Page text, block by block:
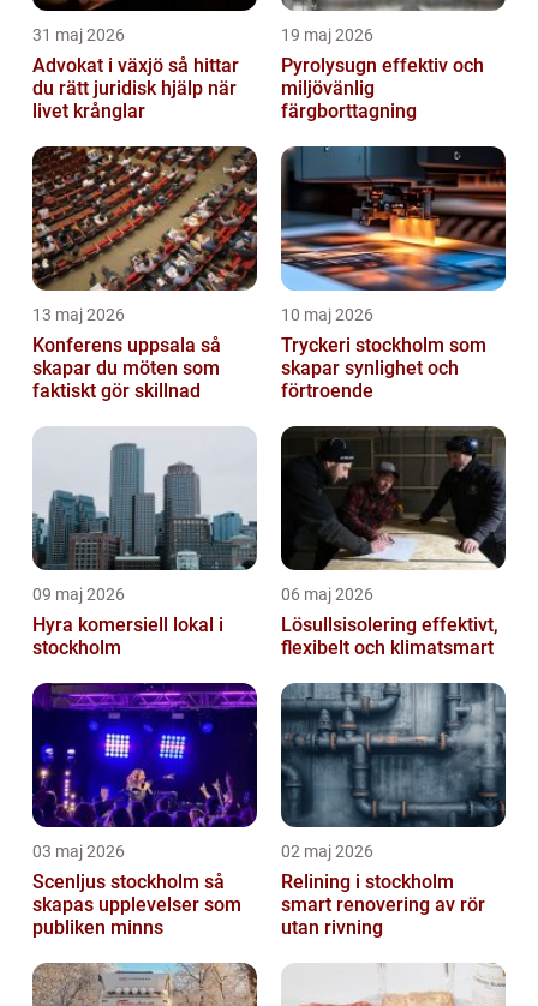
31 maj 2026
Advokat i växjö så hittar
du rätt juridisk hjälp när
livet krånglar
19 maj 2026
Pyrolysugn effektiv och
miljövänlig
färgborttagning
13 maj 2026
Konferens uppsala så
skapar du möten som
faktiskt gör skillnad
10 maj 2026
Tryckeri stockholm som
skapar synlighet och
förtroende
09 maj 2026
Hyra komersiell lokal i
stockholm
06 maj 2026
Lösullsisolering effektivt,
flexibelt och klimatsmart
03 maj 2026
Scenljus stockholm så
skapas upplevelser som
publiken minns
02 maj 2026
Relining i stockholm
smart renovering av rör
utan rivning